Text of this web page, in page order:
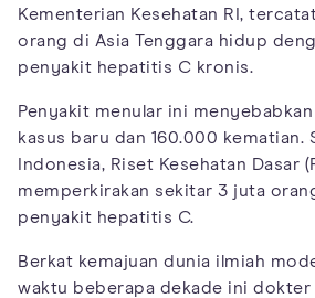
Kementerian Kesehatan RI,
orang di Asia Tenggara hidup
penyakit hepatitis C kronis.
Penyakit menular ini
kasus baru dan 160.000 kematian.
Indonesia, Riset Kesehatan Dasar
memperkirakan sekitar 3 juta
penyakit hepatitis C.
Berkat kemajuan dunia ilmiah
waktu beberapa dekade ini dokter